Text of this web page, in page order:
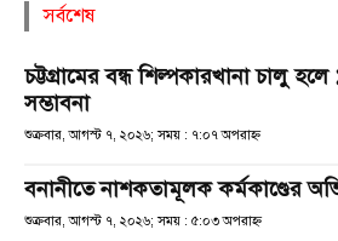
সর্বশেষ
চট্টগ্রামের বন্ধ শিল্পকারখানা চালু
সম্ভাবনা
শুক্রবার, আগস্ট ৭, ২০২৬; সময় : ৭:০৭ অপরাহ্ণ
বনানীতে নাশকতামূলক কর্মকাণ্ডের
শুক্রবার, আগস্ট ৭, ২০২৬; সময় : ৫:০৩ অপরাহ্ণ